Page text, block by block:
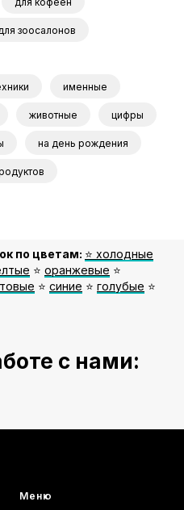
зоосалонов
именные
животные цифры
на день рождения
по цветам: ⭐️ холодные
⭐️ оранжевые ⭐️
⭐️ синие ⭐️ голубые ⭐️
с нами:
Меню